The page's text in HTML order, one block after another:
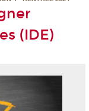
(IDE)